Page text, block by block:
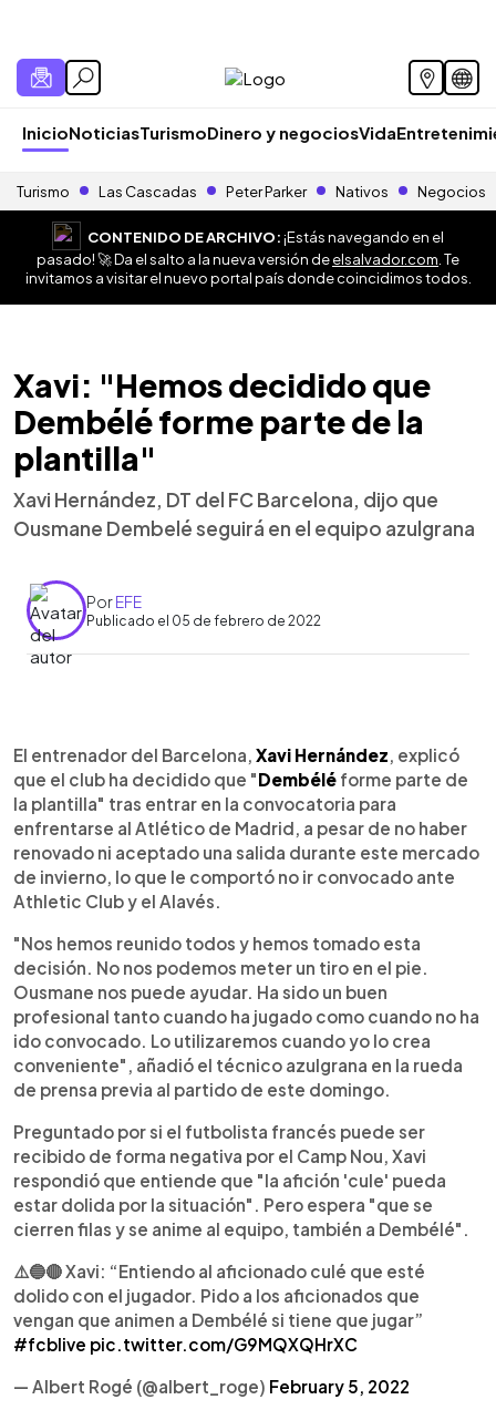
InicioNoticiasTurismoDinero y negociosVida
Turismo Las Cascadas Peter Parker Nativos Negocios
CONTENIDO DE ARCHIVO:¡Estás navegando en el
pasado! 🚀 Da el salto a la nueva versión deelsalvador.com . Te
invitamos a visitar el nuevo portal país donde coincidimos todos.
Xavi: "Hemos decidido que
Dembélé forme parte de la
plantilla"
Xavi Hernández, DT del FC Barcelona, dijo que
Ousmane Dembelé seguirá en el equipo azulgrana
PorEFE
Publicado el 05 de febrero de 2022
Escuchar artículo
El entrenador del Barcelona, Xavi Hernández, explicó
que el club ha decidido que "Dembélé forme parte de
la plantilla" tras entrar en la convocatoria para
enfrentarse al Atlético de Madrid, a pesar de no haber
renovado ni aceptado una salida durante este mercado
de invierno, lo que le comportó no ir convocado ante
Athletic Club y el Alavés.
"Nos hemos reunido todos y hemos tomado esta
decisión. No nos podemos meter un tiro en el pie.
Ousmane nos puede ayudar. Ha sido un buen
profesional tanto cuando ha jugado como cuando no ha
ido convocado. Lo utilizaremos cuando yo lo crea
conveniente", añadió el técnico azulgrana en la rueda
de prensa previa al partido de este domingo.
Preguntado por si el futbolista francés puede ser
recibido de forma negativa por el Camp Nou, Xavi
respondió que entiende que "la afición 'cule' pueda
estar dolida por la situación". Pero espera "que se
cierren filas y se anime al equipo, también a Dembélé".
⚠️🔵🔴 Xavi: “Entiendo al aficionado culé que esté
dolido con el jugador. Pido a los aficionados que
vengan que animen a Dembélé si tiene que jugar”
#fcblive pic.twitter.com/G9MQXQHrXC
— Albert Rogé (@albert_roge) February 5, 2022